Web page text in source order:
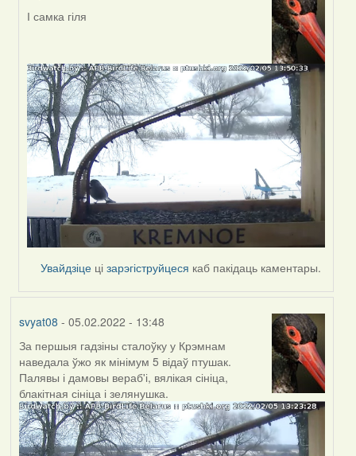
In
by
svyat08
І самка гіля
Увайдзіце цізарэгіструйцеся каб пакідаць каментары.
svyat08 - 05.02.2022 - 13:48
За першыя гадзіны сталоўку у Крэмнам
наведала ўжо як мінімум 5 відаў птушак.
Палявы і дамовы вераб'і, вялікая сініца,
блакітная сініца і зелянушка.